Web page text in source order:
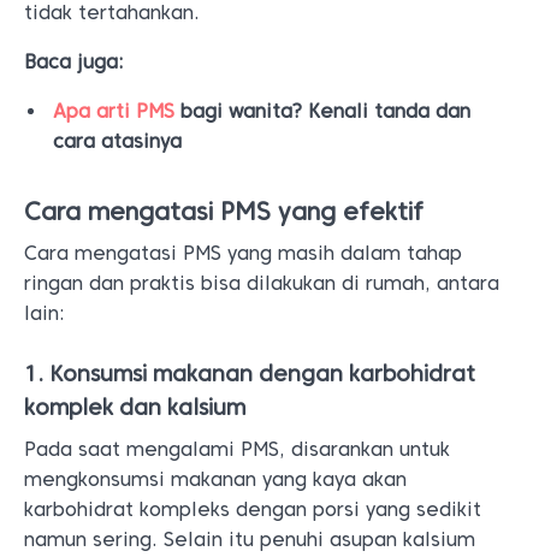
tidak tertahankan.
Baca juga:
Apa arti PMS bagi wanita? Kenali tanda dan
cara atasinya
Cara mengatasi PMS yang efektif
Cara mengatasi PMS yang masih dalam tahap
ringan dan praktis bisa dilakukan di rumah, antara
lain:
1. Konsumsi makanan dengan karbohidrat
komplek dan kalsium
Pada saat mengalami PMS, disarankan untuk
mengkonsumsi makanan yang kaya akan
karbohidrat kompleks dengan porsi yang sedikit
namun sering. Selain itu penuhi asupan kalsium